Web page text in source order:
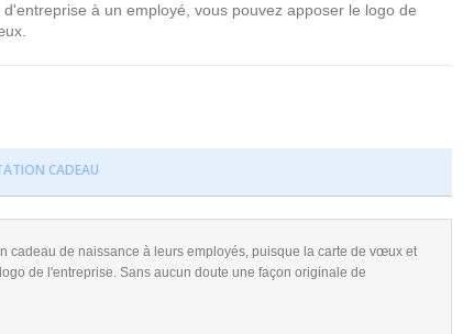
à un employé, vous pouvez apposer le logo de
CADEAU
cadeau de naissance à leurs employés, puisque la carte de vœux et
de l'entreprise. Sans aucun doute une façon originale de